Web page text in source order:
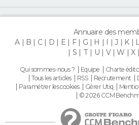
Annuaire des
A
B C D E F G H I J K
S
T U V W X
Qui sommes-nous ? Equipe Charte
Tous les articles
RSS Recrutement
Paramétrer les cookies
Gérer Utiq
© 2026 CCM